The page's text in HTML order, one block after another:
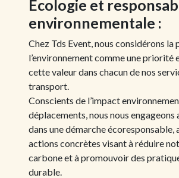
Écologie et
environnementale :
Chez Tds Event, nous considérons
l’environnement comme une priorité
cette valeur dans chacun de nos
transport.
Conscients de l’impact
déplacements, nous nous
dans une démarche écoresponsable,
actions concrètes visant à réduire
carbone et à promouvoir des
durable.